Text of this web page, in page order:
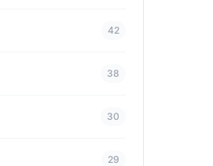
42
38
30
29